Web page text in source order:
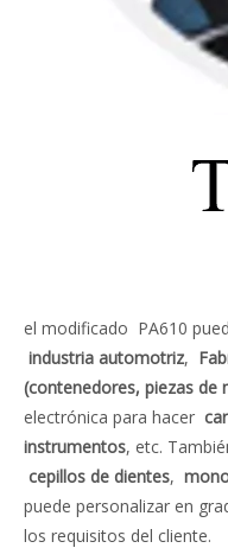
el modificado PA610
industria automotriz,
(contenedores, piezas de
electrónica para hacer
instrumentos, etc.
cepillos de dientes,
puede personalizar en
los requisitos del cliente.